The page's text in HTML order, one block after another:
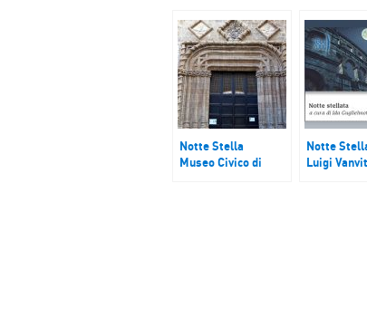
Notte Stella
Museo Civico di
Notte
Luigi